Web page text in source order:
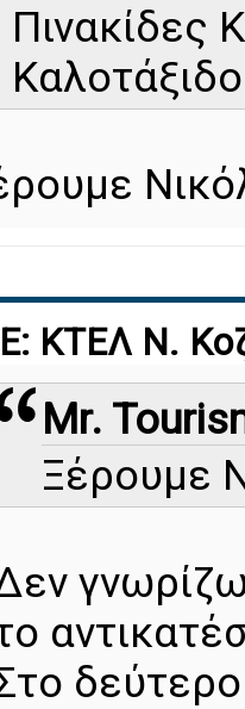
Πινακίδες
ΚΤΕΛ Ν.
Mr.
Ξέρουμε